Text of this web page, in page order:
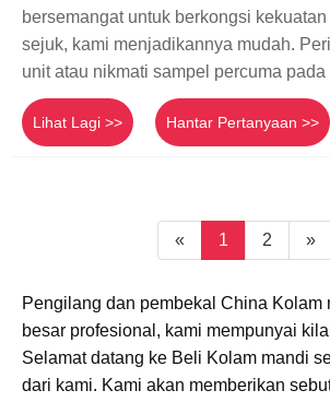
bersemangat untuk berkongsi
sejuk, kami menjadikannya mudah.
unit atau nikmati sampel percuma
Lihat Lagi >> Hantar Pertanyaan >>
« 1 2 »
Pengilang dan pembekal China Kolam
besar profesional, kami mempunyai
Selamat datang ke Beli Kolam mandi
dari kami. Kami akan memberikan